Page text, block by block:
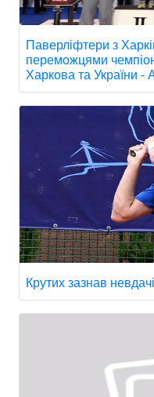
Паверліфтери з
переможцями
Харкова та України -
Крутих зазнав